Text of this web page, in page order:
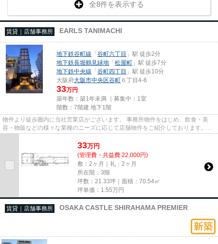
全8件を表示する
賃貸｜店舗事務所 EARLS TANIMACHI
地下鉄谷町線 「谷町六丁目 」駅 徒歩2分
地下鉄長堀鶴見緑地 「松屋町 」駅 徒歩7分
地下鉄中央線 「谷町四丁目 」駅 徒歩10分
大阪府大阪市中央区谷町 ６丁目4-6
33万円
築年数：築1年未満 ｜募集中： 1室
階数：7階建 地下1階
物件より徒歩圏内に当社営業店がございます。 事務所物件をはじめ、飲食・美
容・物販などの様々な業種のニーズに応じて店舗物件をご紹介しております。
尚、弊社ではおとり広告は一切...
33万円
(管理費・共益費 22,000円)
敷：2ヶ月｜礼：2ヶ月
所在階：3階
坪数：21.33坪｜面積：70.54㎡
坪単価： 1.55万円
賃貸｜店舗事務所 OSAKA CASTLE SHIRAHAMA PREMIER